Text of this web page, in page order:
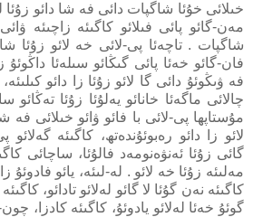
خىلائى خۇئا شاگپات دائى فە شا دائو زۇئا
مەن-گائو پائى فىلائو كاگىئە زاچىئە
شاگپات . تاچەئا پى-لائى خە لائو زۇئا
فان-گائو خەئا پائى گىڭائو سىلەئا داڭوئۇ
فە ۋىڭوئۇ دائى گا لائو زۇئا زا دائو
چالائى ماگەئا خانائو يەلۇئا زۇئا تەڭائو
مۇستاپھا پى-لائى با فائو ۋائو خىلائى فە
لائو زا دائو رەبوئۇندەتھ، كاگىئە گەلائو
گائى زۇئا ئەنۋەنومەد فالۇئا، ساچائى
مەلىئە زۇئا خە لائو . لە-لىئە، يائو فادوئۇ
كاگىئە نەن گۇئا لا گائو لەلائو تادائو،
گوئۇ خەئا لەلائو يادوئۇ، كاگىئە كادزا،